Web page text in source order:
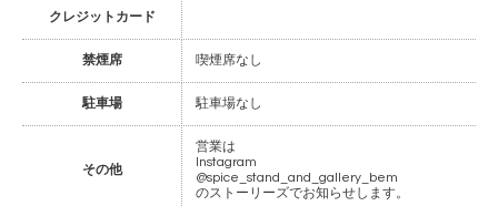
クレジットカード
禁煙席 喫煙席なし
駐車場 駐車場なし
その他
営業は
Instagram
@spice_stand_and_gallery_bem
のストーリーズでお知らせします。